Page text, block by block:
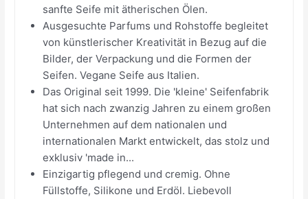
sanfte Seife mit ätherischen Ölen.
Ausgesuchte Parfums und Rohstoffe begleitet
von künstlerischer Kreativität in Bezug auf die
Bilder, der Verpackung und die Formen der
Seifen. Vegane Seife aus Italien.
Das Original seit 1999. Die 'kleine' Seifenfabrik
hat sich nach zwanzig Jahren zu einem großen
Unternehmen auf dem nationalen und
internationalen Markt entwickelt, das stolz und
exklusiv 'made in...
Einzigartig pflegend und cremig. Ohne
Füllstoffe, Silikone und Erdöl. Liebevoll